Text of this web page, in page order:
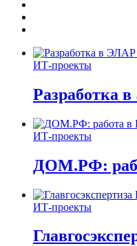
ИТ-проекты
Разработка
ИТ-проекты
ДОМ.РФ:
ИТ-проекты